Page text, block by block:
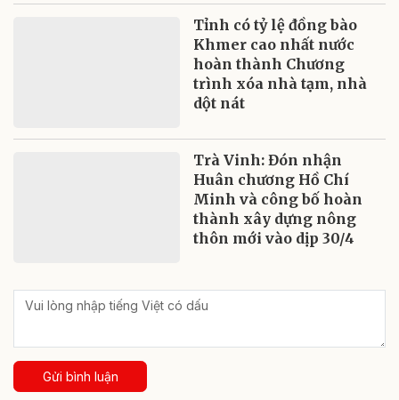
Tỉnh có tỷ lệ đồng bào
Khmer cao nhất nước
hoàn thành Chương
trình xóa nhà tạm, nhà
dột nát
Trà Vinh: Đón nhận
Huân chương Hồ Chí
Minh và công bố hoàn
thành xây dựng nông
thôn mới vào dịp 30/4
Gửi bình luận